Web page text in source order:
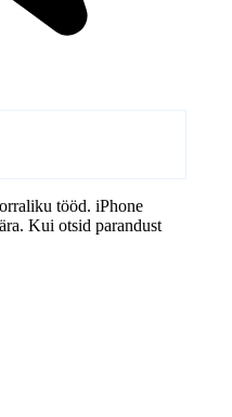
tööd. iPhone
Kui otsid parandust